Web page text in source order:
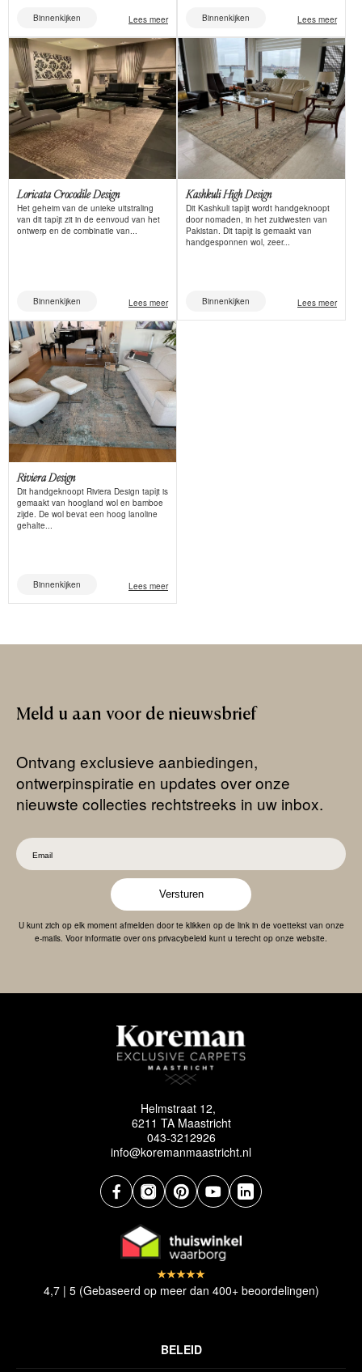
Binnenkijken Lees meer Binnenkijken Lees meer
Loricata Crocodile Design
Het geheim van de unieke uitstraling
van dit tapijt zit in de eenvoud van het
ontwerp en de combinatie van...
Binnenkijken Lees meer
Kashkuli High Design
Dit Kashkuli tapijt wordt handgeknoopt
door nomaden, in het zuidwesten van
Pakistan. Dit tapijt is gemaakt van
handgesponnen wol, zeer...
Binnenkijken Lees meer
Riviera Design
Dit handgeknoopt Riviera Design tapijt is
gemaakt van hoogland wol en bamboe
zijde. De wol bevat een hoog lanoline
gehalte...
Binnenkijken Lees meer
Meld u aan voor de nieuwsbrief
Ontvang exclusieve aanbiedingen,
ontwerpinspiratie en updates over onze
nieuwste collecties rechtstreeks in uw inbox.
Versturen
U kunt zich op elk moment afmelden door te klikken op de link in de voettekst van onze
e-mails. Voor informatie over ons privacybeleid kunt u terecht op onze website.
Helmstraat 12,
6211 TA Maastricht
043-3212926
info@koremanmaastricht.nl
BELEID
4,7 | 5 (Gebaseerd op meer dan 400+ beoordelingen)